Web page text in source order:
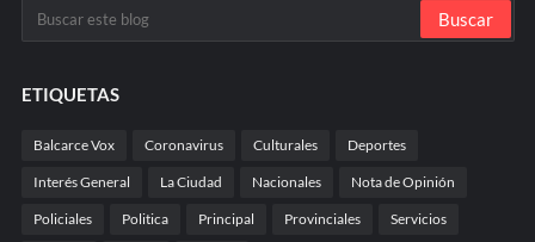
ETIQUETAS
Balcarce Vox Coronavirus Culturales Deportes
Interés General La Ciudad Nacionales Nota de Opinión
Policiales Politica Principal Provinciales Servicios